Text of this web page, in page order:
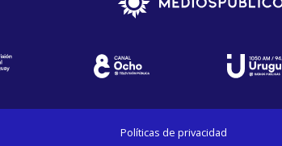
Políticas de privacidad